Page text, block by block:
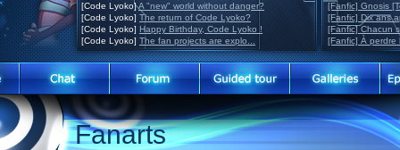
[Code Lyoko]A "new" world without danger?
[Code Lyoko] The return of Code Lyoko?
[Code Lyoko] Happy Birthday, Code Lyoko !
[Code Lyoko] The fan projects are explo...
[Fanfic] Gnosis
[Fanfic] Dix ans
[Fanfic] Chacun
[Fanfic] À perdre
Fanarts